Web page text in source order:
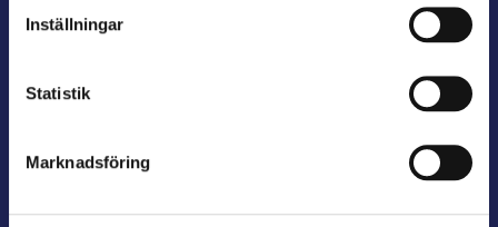
Inställningar
Statistik
Marknadsföring
kulturens väktare och utgivare av marin litteratur.
Bölegatan 2